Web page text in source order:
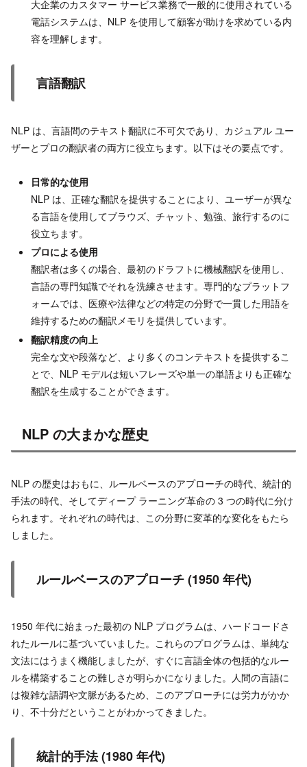
大企業のカスタマー サービス業務で一般的に使用されている
電話システムは、NLP を使用して顧客が助けを求めている内
容を理解します。
言語翻訳
NLP は、言語間のテキスト翻訳に不可欠であり、カジュアル ユー
ザーとプロの翻訳者の両方に役立ちます。以下はその要点です。
日常的な使用
NLP は、正確な翻訳を提供することにより、ユーザーが異な
る言語を使用してブラウズ、チャット、勉強、旅行するのに
役立ちます。
プロによる使用
翻訳者は多くの場合、最初のドラフトに機械翻訳を使用し、
言語の専門知識でそれを洗練させます。専門的なプラットフ
ォームでは、医療や法律などの特定の分野で一貫した用語を
維持するための翻訳メモリを提供しています。
翻訳精度の向上
完全な文や段落など、より多くのコンテキストを提供するこ
とで、NLP モデルは短いフレーズや単一の単語よりも正確な
翻訳を生成することができます。
NLP の大まかな歴史
NLP の歴史はおもに、ルールベースのアプローチの時代、統計的
手法の時代、そしてディープ ラーニング革命の 3 つの時代に分け
られます。それぞれの時代は、この分野に変革的な変化をもたら
しました。
ルールベースのアプローチ (1950 年代)
1950 年代に始まった最初の NLP プログラムは、ハードコードさ
れたルールに基づいていました。これらのプログラムは、単純な
文法にはうまく機能しましたが、すぐに言語全体の包括的なルー
ルを構築することの難しさが明らかになりました。人間の言語に
は複雑な語調や文脈があるため、このアプローチには労力がかか
り、不十分だということがわかってきました。
統計的手法 (1980 年代)